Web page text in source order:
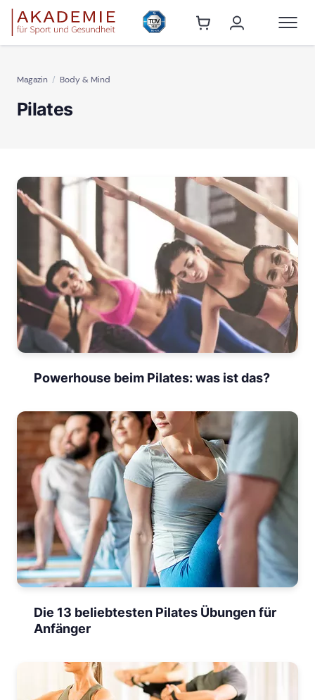
Magazin Body & Mind
Pilates
Powerhouse beim Pilates: was ist das?
Die 13 beliebtesten Pilates Übungen für
Anfänger